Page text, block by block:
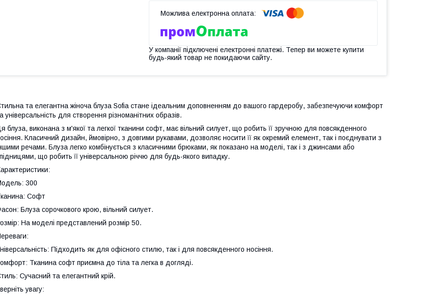
У компанії підключені електронні платежі. Тепер ви можете купити
будь-який товар не покидаючи сайту.
та елегантна жіноча блуза Sofia стане ідеальним доповненням до вашого гардеробу, забезпечуючи комфорт
універсальність для створення різноманітних образів.
блуза, виконана з м'якої та легкої тканини софт, має вільний силует, що робить її зручною для повсякденного
Класичний дизайн, ймовірно, з довгими рукавами, дозволяє носити її як окремий елемент, так і поєднувати з
речами. Блуза легко комбінується з класичними брюками, як показано на моделі, так і з джинсами або
що робить її універсальною річчю для будь-якого випадку.
300
Софт
Блуза сорочкового крою, вільний силует.
На моделі представлений розмір 50.
Підходить як для офісного стилю, так і для повсякденного носіння.
Тканина софт приємна до тіла та легка в догляді.
Сучасний та елегантний крій.
увагу: